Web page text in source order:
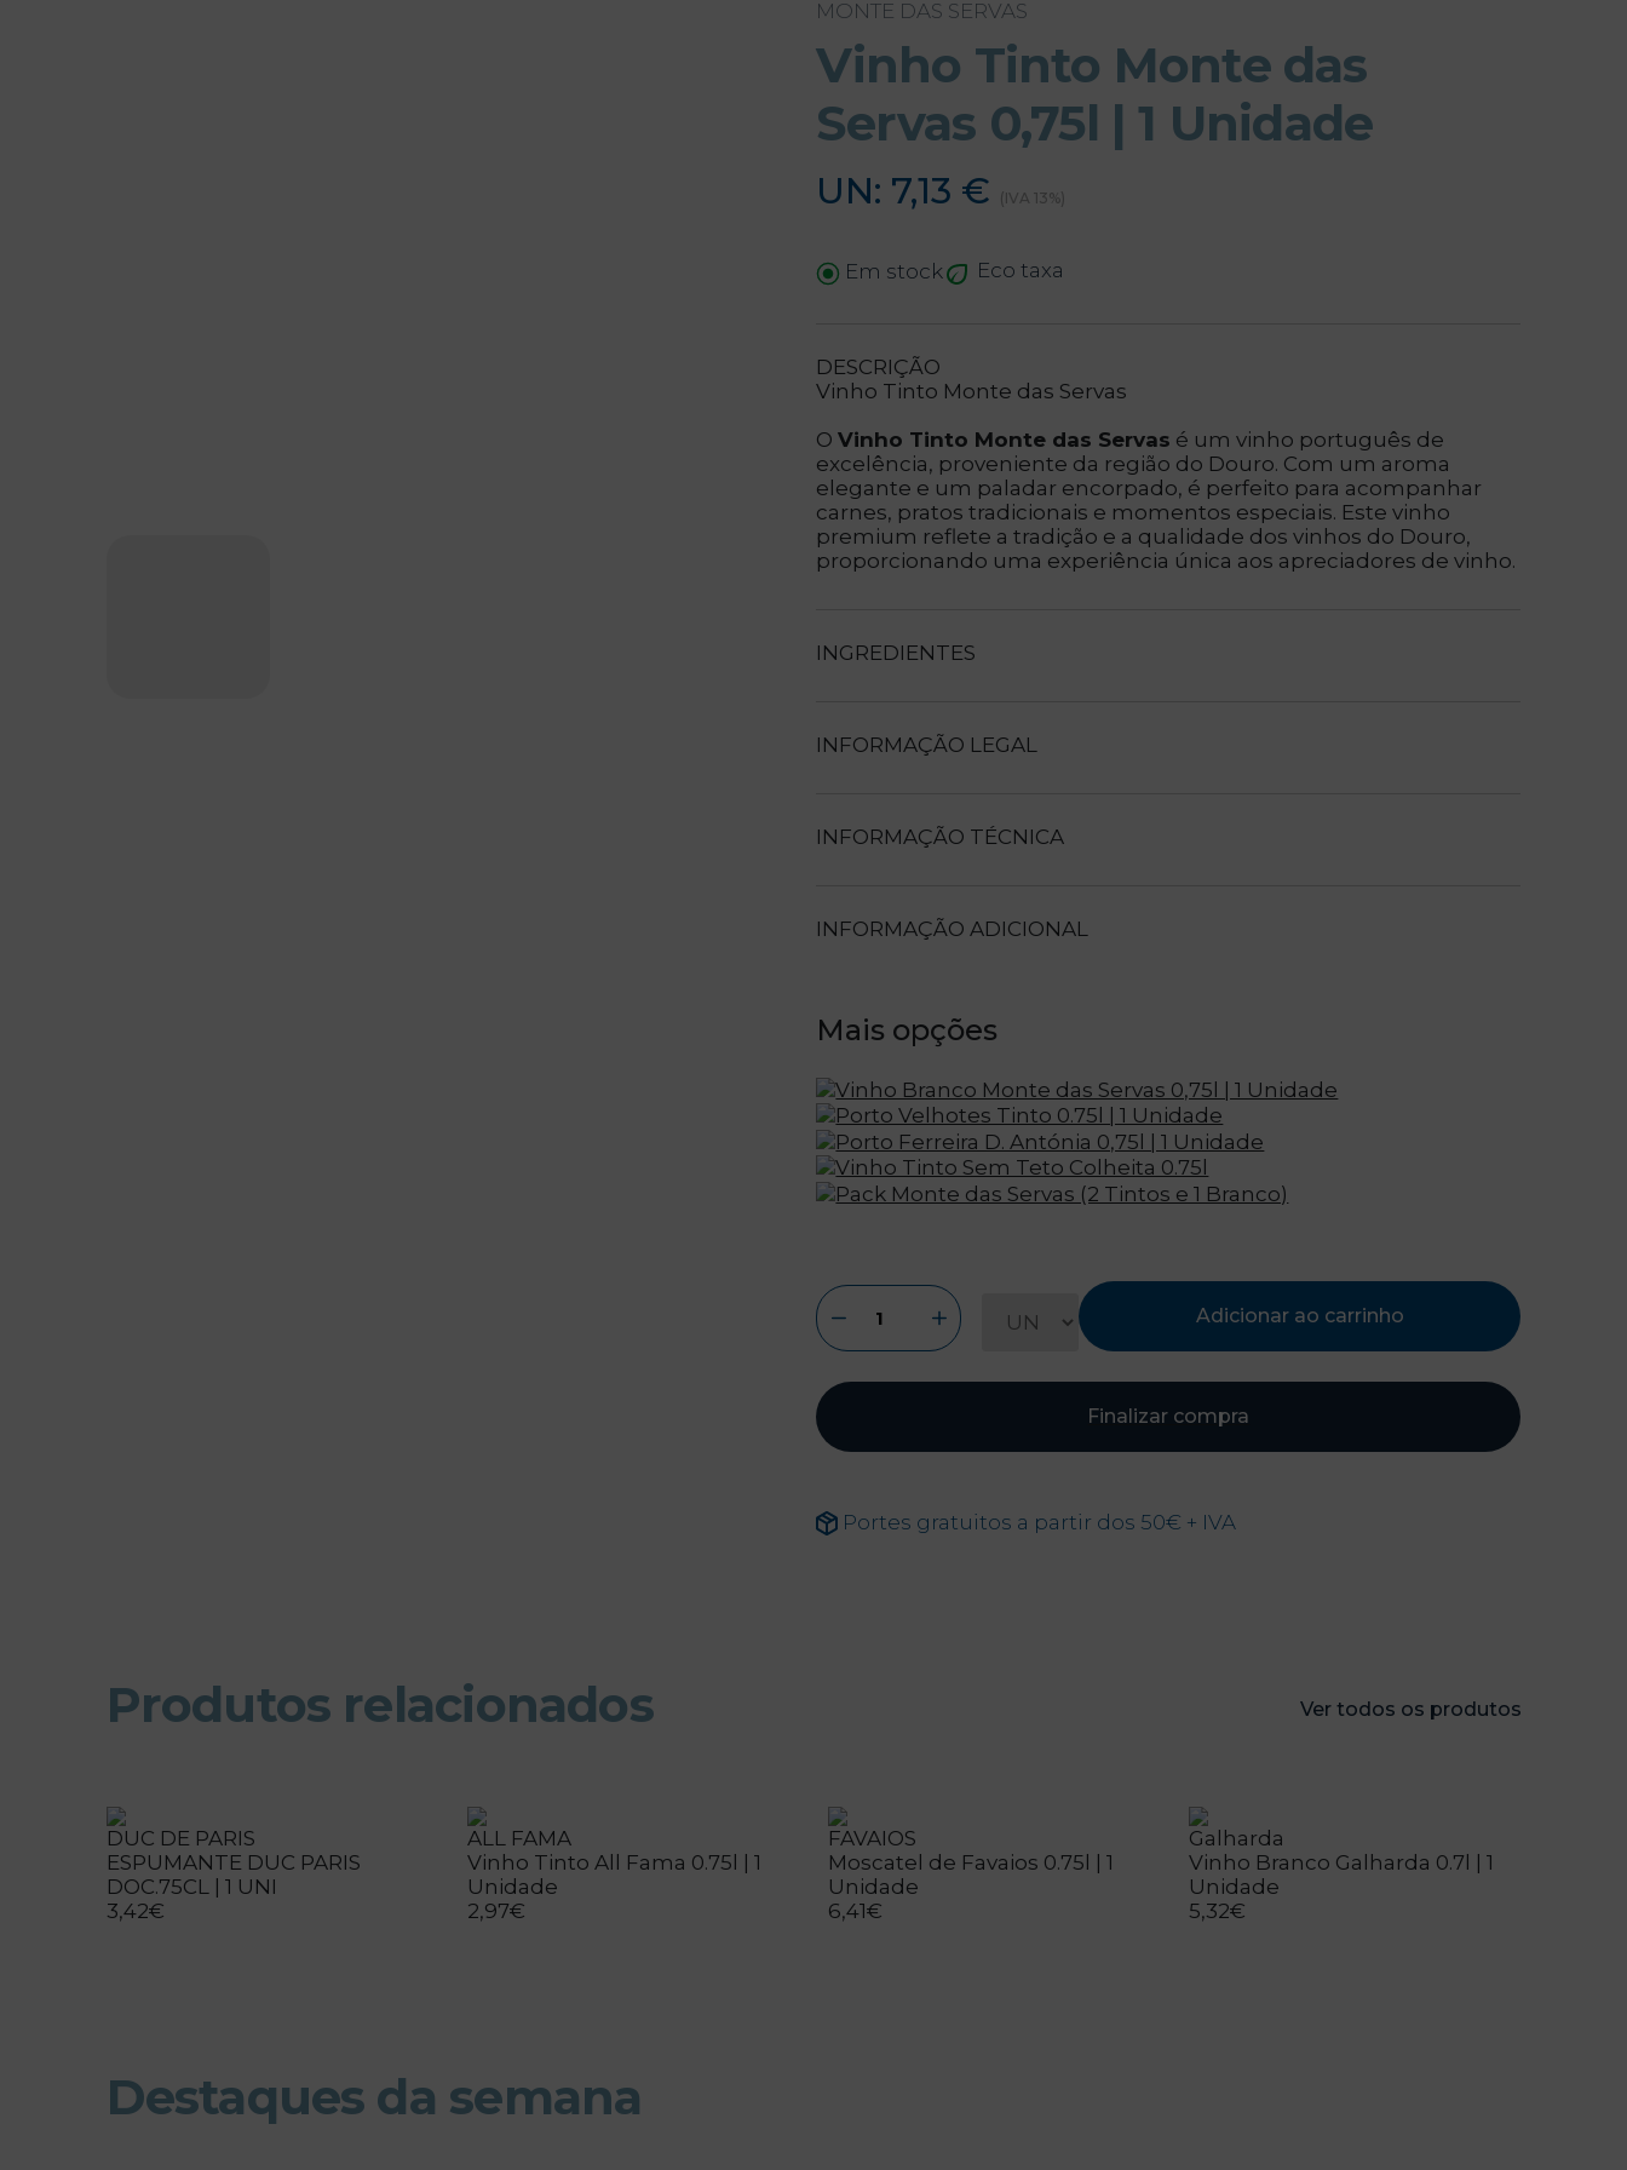
MONTE DAS SERVAS
Vinho Tinto Monte das
Servas 0,75l | 1 Unidade
UN: 7,13 € (IVA 13%)
Em stock Eco taxa
DESCRIÇÃO
Vinho Tinto Monte das Servas
OVinho Tinto Monte das Servas é um vinho português de
excelência, proveniente da região do Douro. Com um aroma
elegante e um paladar encorpado, é perfeito para acompanhar
carnes, pratos tradicionais e momentos especiais. Este vinho
premium reflete a tradição e a qualidade dos vinhos do Douro,
proporcionando uma experiência única aos apreciadores de vinho.
INGREDIENTES
INFORMAÇÃO LEGAL
INFORMAÇÃO TÉCNICA
INFORMAÇÃO ADICIONAL
Mais opções
Adicionar ao carrinho
Finalizar compra
Portes gratuitos a partir dos 50€ + IVA
Produtos relacionados Ver todos os produtos
DUC DE PARIS
ESPUMANTE DUC PARIS
DOC.75CL | 1 UNI
3,42€
ALL FAMA
Vinho Tinto All Fama 0.75l | 1
Unidade
2,97€
FAVAIOS
Moscatel de Favaios 0.75l | 1
Unidade
6,41€
Galharda
Vinho Branco Galharda 0.7l | 1
Unidade
5,32€
Destaques da semana